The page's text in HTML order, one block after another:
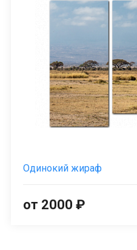
Одинокий жираф
от 2000 ₽